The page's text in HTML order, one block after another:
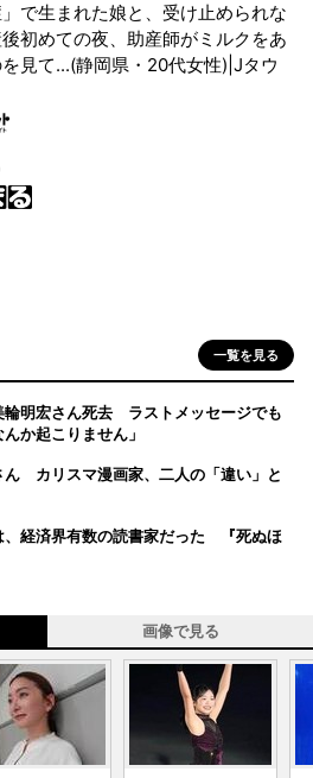
」で生まれた娘と、受け止められな
初めての夜、助産師がミルクをあ
見て...(静岡県・20代女性)|Jタウ
一覧を見る
輪明宏さん死去 ラストメッセージでも
か起こりません」
ん カリスマ漫画家、二人の「違い」と
、経済界有数の読書家だった 『死ぬほ
画像で見る